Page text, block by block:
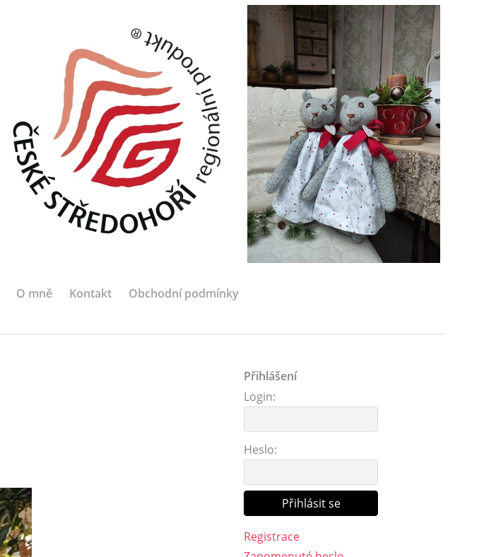
O mně Kontakt Obchodní podmínky
Přihlášení
Login:
Heslo:
Registrace